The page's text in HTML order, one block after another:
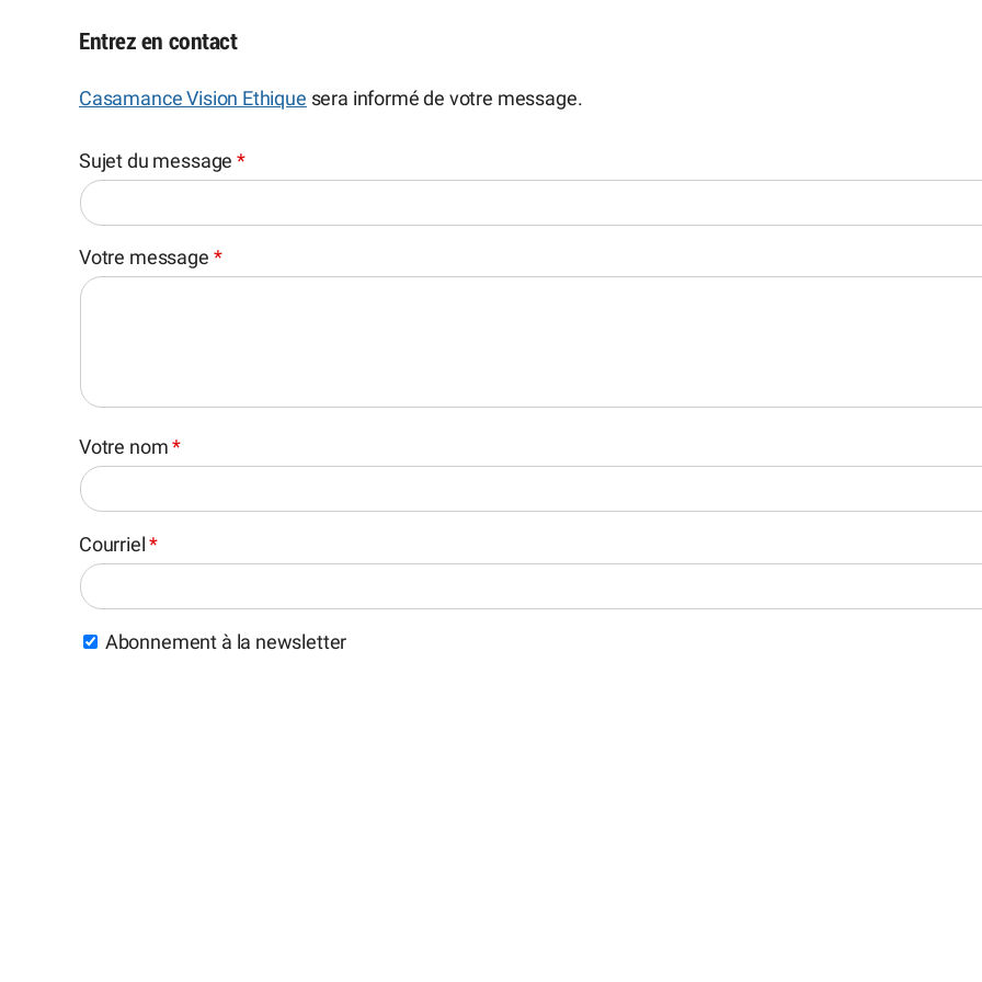
Entrez en contact
Casamance Vision Ethique sera informé de votre message.
Sujet du message*
Votre message *
Votre nom*
Courriel*
Abonnement à la newsletter